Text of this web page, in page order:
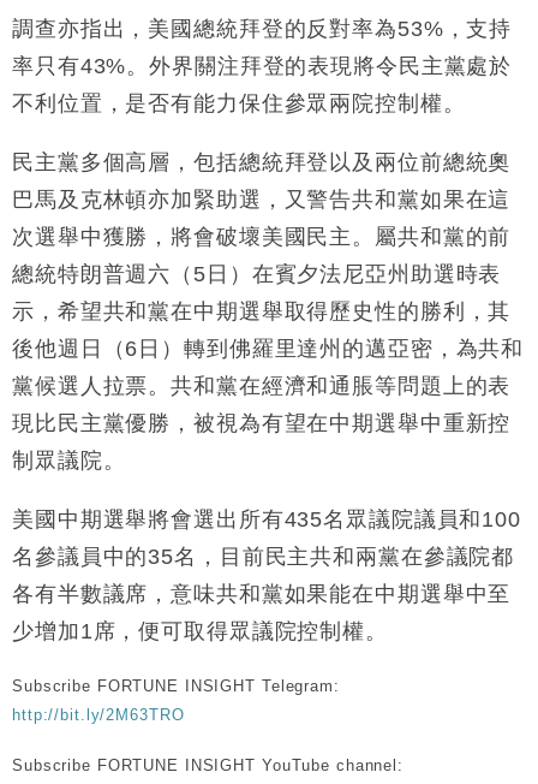
調查亦指出，美國總統拜登的反對率為53%，支持
率只有43%。外界關注拜登的表現將令民主黨處於
不利位置，是否有能力保住參眾兩院控制權。
民主黨多個高層，包括總統拜登以及兩位前總統奧
巴馬及克林頓亦加緊助選，又警告共和黨如果在這
次選舉中獲勝，將會破壞美國民主。屬共和黨的前
總統特朗普週六（5日）在賓夕法尼亞州助選時表
示，希望共和黨在中期選舉取得歷史性的勝利，其
後他週日（6日）轉到佛羅里達州的邁亞密，為共和
黨候選人拉票。共和黨在經濟和通脹等問題上的表
現比民主黨優勝，被視為有望在中期選舉中重新控
制眾議院。
美國中期選舉將會選出所有435名眾議院議員和100
名參議員中的35名，目前民主共和兩黨在參議院都
各有半數議席，意味共和黨如果能在中期選舉中至
少增加1席，便可取得眾議院控制權。
Subscribe FORTUNE INSIGHT Telegram:
http://bit.ly/2M63TRO
Subscribe FORTUNE INSIGHT YouTube channel: